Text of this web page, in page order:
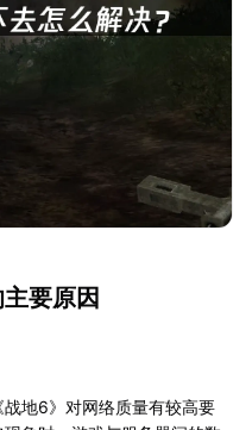
要原因
地6》对网络质量有较高要